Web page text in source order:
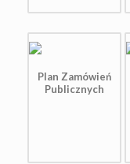
Plan Zamówień
Publicznych